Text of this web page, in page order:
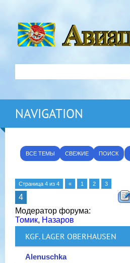
NAVIGATION
ВСЕ ТЕМЫ СВЕЖИЕ ПОИСК
Страница 4 из 4 « 1 2 3
4
Модератор форума:
Томик, Назаров
KGF. LAGER OBERHAUSEN
Alenuschka